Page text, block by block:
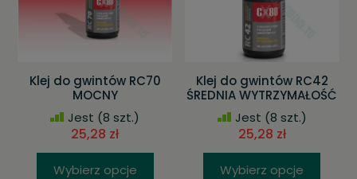
Klej do gwintów RC70
MOCNY
Jest (8 szt.)
25,28 zł
Wybierz opcje
Klej do gwintów RC42
ŚREDNIA WYTRZYMAŁOŚĆ
Jest (8 szt.)
25,28 zł
Wybierz opcje